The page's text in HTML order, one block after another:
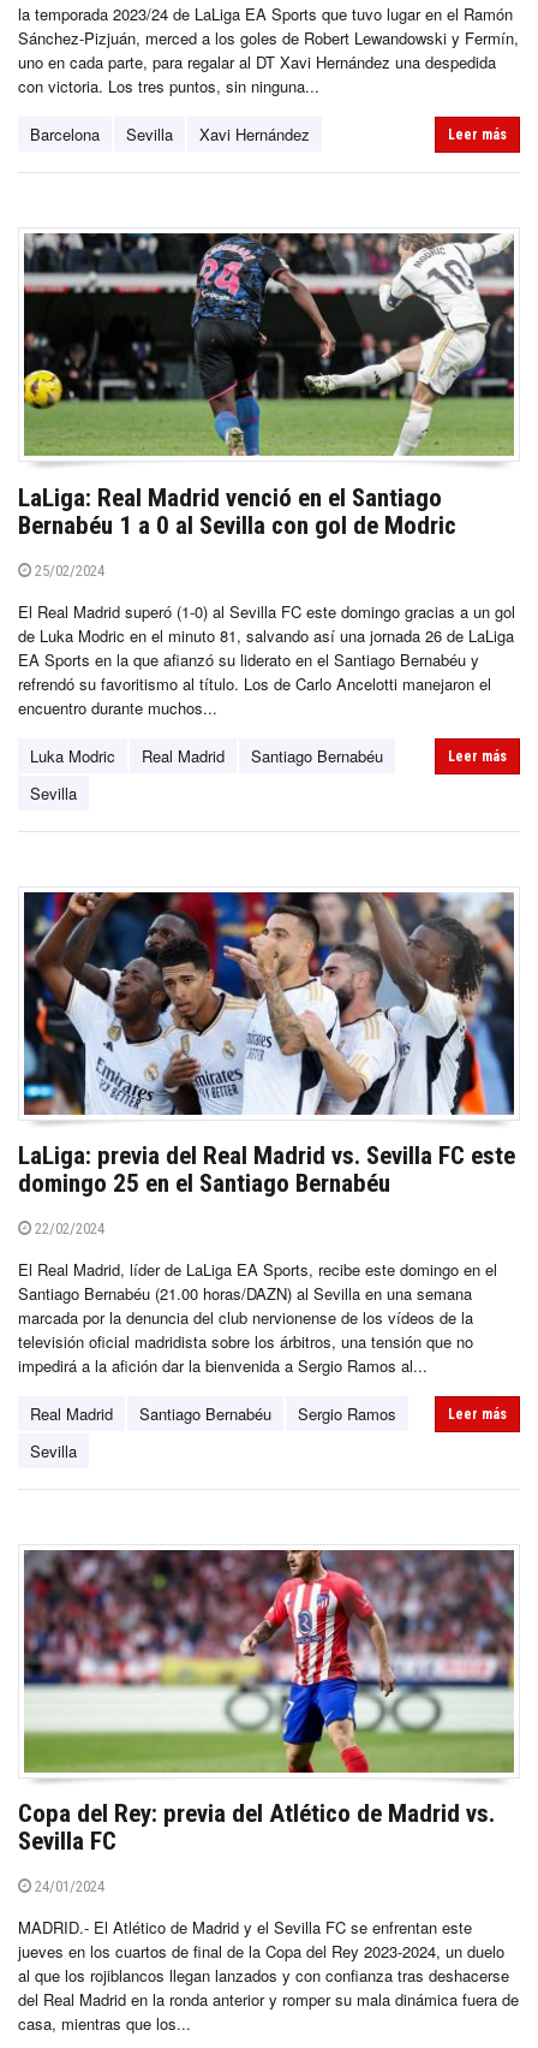
la temporada 2023/24 de LaLiga EA Sports que tuvo lugar en el Ramón
Sánchez-Pizjuán, merced a los goles de Robert Lewandowski y Fermín,
uno en cada parte, para regalar al DT Xavi Hernández una despedida
con victoria. Los tres puntos, sin ninguna...
Barcelona Sevilla Xavi Hernández Leer más
LaLiga: Real Madrid venció en el Santiago
Bernabéu 1 a 0 al Sevilla con gol de Modric
25/02/2024
El Real Madrid superó (1-0) al Sevilla FC este domingo gracias a un gol
de Luka Modric en el minuto 81, salvando así una jornada 26 de LaLiga
EA Sports en la que afianzó su liderato en el Santiago Bernabéu y
refrendó su favoritismo al título. Los de Carlo Ancelotti manejaron el
encuentro durante muchos...
Luka Modric Real Madrid
Santiago Bernabéu
Sevilla
Leer más
LaLiga: previa del Real Madrid vs. Sevilla FC este
domingo 25 en el Santiago Bernabéu
22/02/2024
El Real Madrid, líder de LaLiga EA Sports, recibe este domingo en el
Santiago Bernabéu (21.00 horas/DAZN) al Sevilla en una semana
marcada por la denuncia del club nervionense de los vídeos de la
televisión oficial madridista sobre los árbitros, una tensión que no
impedirá a la afición dar la bienvenida a Sergio Ramos al...
Real Madrid Santiago Bernabéu
Sergio Ramos
Sevilla
Leer más
Copa del Rey: previa del Atlético de Madrid vs.
Sevilla FC
24/01/2024
MADRID.- El Atlético de Madrid y el Sevilla FC se enfrentan este
jueves en los cuartos de final de la Copa del Rey 2023-2024, un duelo
al que los rojiblancos llegan lanzados y con confianza tras deshacerse
del Real Madrid en la ronda anterior y romper su mala dinámica fuera de
casa, mientras que los...